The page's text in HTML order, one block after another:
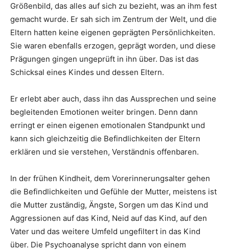
Größenbild, das alles auf sich zu bezieht, was an ihm fest
gemacht wurde. Er sah sich im Zentrum der Welt, und die
Eltern hatten keine eigenen geprägten Persönlichkeiten.
Sie waren ebenfalls erzogen, geprägt worden, und diese
Prägungen gingen ungeprüft in ihn über. Das ist das
Schicksal eines Kindes und dessen Eltern.
Er erlebt aber auch, dass ihn das Aussprechen und seine
begleitenden Emotionen weiter bringen. Denn dann
erringt er einen eigenen emotionalen Standpunkt und
kann sich gleichzeitig die Befindlichkeiten der Eltern
erklären und sie verstehen, Verständnis offenbaren.
In der frühen Kindheit, dem Vorerinnerungsalter gehen
die Befindlichkeiten und Gefühle der Mutter, meistens ist
die Mutter zuständig, Ängste, Sorgen um das Kind und
Aggressionen auf das Kind, Neid auf das Kind, auf den
Vater und das weitere Umfeld ungefiltert in das Kind
über. Die Psychoanalyse spricht dann von einem